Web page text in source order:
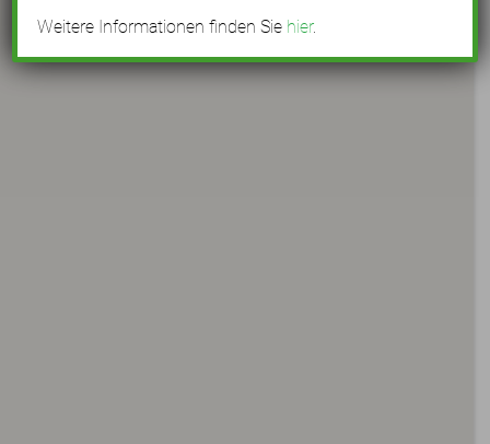
Weitere Informationen finden Sie hier.